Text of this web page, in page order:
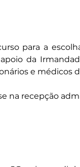
para a
da
e médicos
na recepção